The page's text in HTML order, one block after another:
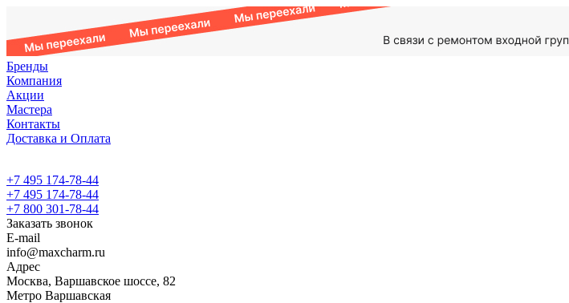
Бренды
Компания
Акции
Мастера
Контакты
Доставка и Оплата
+7 495 174-78-44
+7 495 174-78-44
+7 800 301-78-44
Заказать звонок
E-mail
info@maxcharm.ru
Адрес
Москва, Варшавское шоссе, 82
Метро Варшавская